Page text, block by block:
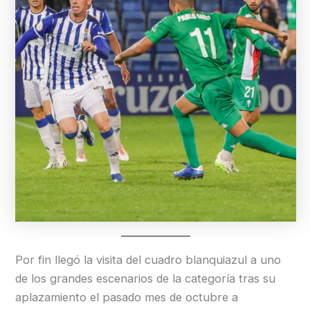
Por fin llegó la visita del cuadro blanquiazul a uno
de los grandes escenarios de la categoría tras su
aplazamiento el pasado mes de octubre a